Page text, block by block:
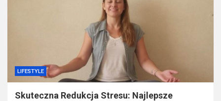
LIFESTYLE
Skuteczna Redukcja Stresu: Najlepsze